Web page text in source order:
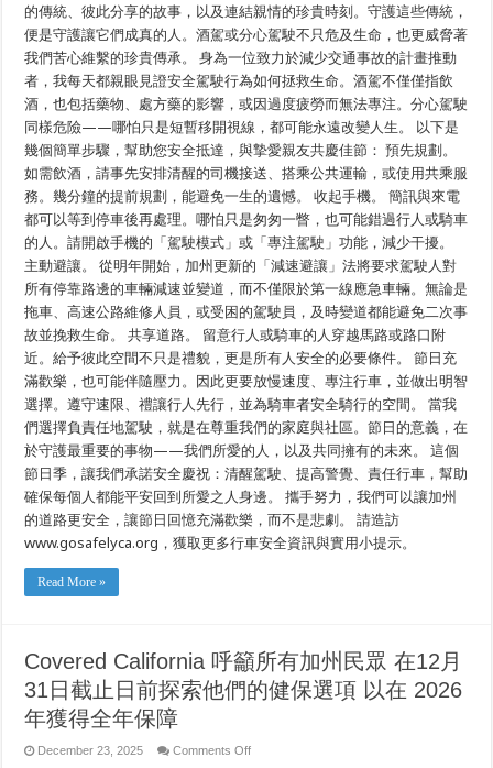
的傳統、彼此分享的故事，以及連結親情的珍貴時刻。守護這些傳統，
便是守護讓它們成真的人。酒駕或分心駕駛不只危及生命，也更威脅著
我們苦心維繫的珍貴傳承。 身為一位致力於減少交通事故的計畫推動
者，我每天都親眼見證安全駕駛行為如何拯救生命。酒駕不僅僅指飲
酒，也包括藥物、處方藥的影響，或因過度疲勞而無法專注。分心駕駛
同樣危險——哪怕只是短暫移開視線，都可能永遠改變人生。 以下是
幾個簡單步驟，幫助您安全抵達，與摯愛親友共慶佳節： 預先規劃。
如需飲酒，請事先安排清醒的司機接送、搭乘公共運輸，或使用共乘服
務。幾分鐘的提前規劃，能避免一生的遺憾。 收起手機。 簡訊與來電
都可以等到停車後再處理。哪怕只是匆匆一瞥，也可能錯過行人或騎車
的人。請開啟手機的「駕駛模式」或「專注駕駛」功能，減少干擾。
主動避讓。 從明年開始，加州更新的「減速避讓」法將要求駕駛人對
所有停靠路邊的車輛減速並變道，而不僅限於第一線應急車輛。無論是
拖車、高速公路維修人員，或受困的駕駛員，及時變道都能避免二次事
故並挽救生命。 共享道路。 留意行人或騎車的人穿越馬路或路口附
近。給予彼此空間不只是禮貌，更是所有人安全的必要條件。 節日充
滿歡樂，也可能伴隨壓力。因此更要放慢速度、專注行車，並做出明智
選擇。遵守速限、禮讓行人先行，並為騎車者安全騎行的空間。 當我
們選擇負責任地駕駛，就是在尊重我們的家庭與社區。節日的意義，在
於守護最重要的事物——我們所愛的人，以及共同擁有的未來。 這個
節日季，讓我們承諾安全慶祝：清醒駕駛、提高警覺、責任行車，幫助
確保每個人都能平安回到所愛之人身邊。 攜手努力，我們可以讓加州
的道路更安全，讓節日回憶充滿歡樂，而不是悲劇。 請造訪
www.gosafelyca.org，獲取更多行車安全資訊與實用小提示。
Read More »
Covered California 呼籲所有加州民眾 在12月
31日截止日前探索他們的健保選項 以在 2026
年獲得全年保障
December 23, 2025 Comments Offon